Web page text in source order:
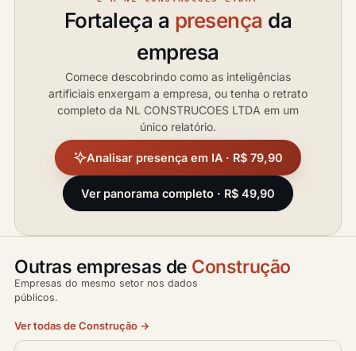
Fortaleça a presença da
empresa
Comece descobrindo como as inteligências
artificiais enxergam a empresa, ou tenha o retrato
completo da NL CONSTRUCOES LTDA em um
único relatório.
Analisar presença em IA · R$ 79,90
Ver panorama completo · R$ 49,90
Outras empresas de Construção
Empresas do mesmo setor nos dados
públicos.
Ver todas de Construção →